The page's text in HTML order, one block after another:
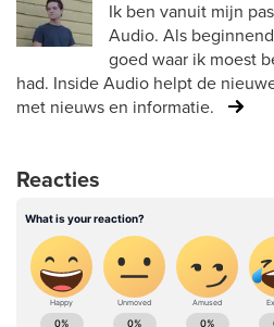
Ik ben vanuit mijn
Audio. Als
goed waar ik moest
had. Inside Audio helpt de
met nieuws en informatie.
Reacties